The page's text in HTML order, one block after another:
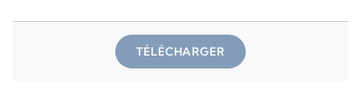
TÉLÉCHARGER